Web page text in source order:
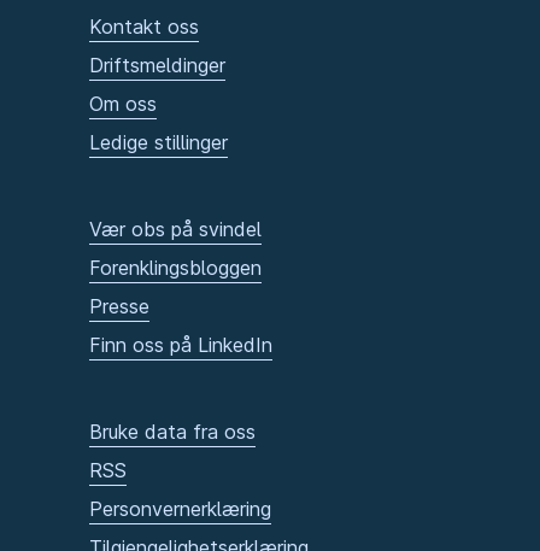
Kontakt oss
Driftsmeldinger
Om oss
Ledige stillinger
Vær obs på svindel
Forenklingsbloggen
Presse
Finn oss på LinkedIn
Bruke data fra oss
RSS
Personvernerklæring